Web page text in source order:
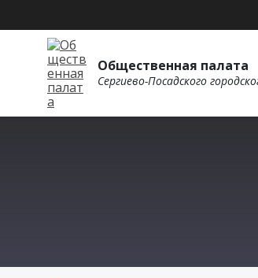
Общественная палата
Сергиево-Посадского